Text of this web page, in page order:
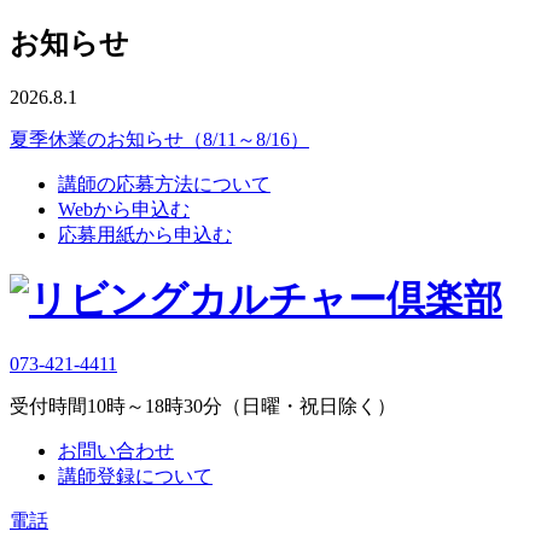
お知らせ
2026.8.1
夏季休業のお知らせ（8/11～8/16）
講師の応募方法について
Webから申込む
応募用紙から申込む
073-421-4411
受付時間10時～18時30分（日曜・祝日除く）
お問い合わせ
講師登録について
電話